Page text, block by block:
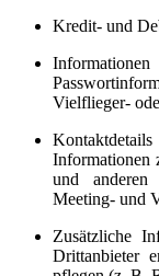
Kredit- und
Vielflieger-
Informationen
und anderen
Meeting- und
Zusätzliche
Drittanbieter